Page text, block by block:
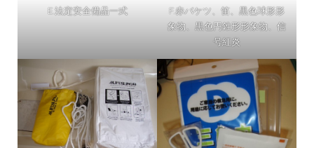
E.法定安全備品一式
F.赤バケツ、笛、黒色球形形
象物、黒色円錐形形象物、信
号紅炎